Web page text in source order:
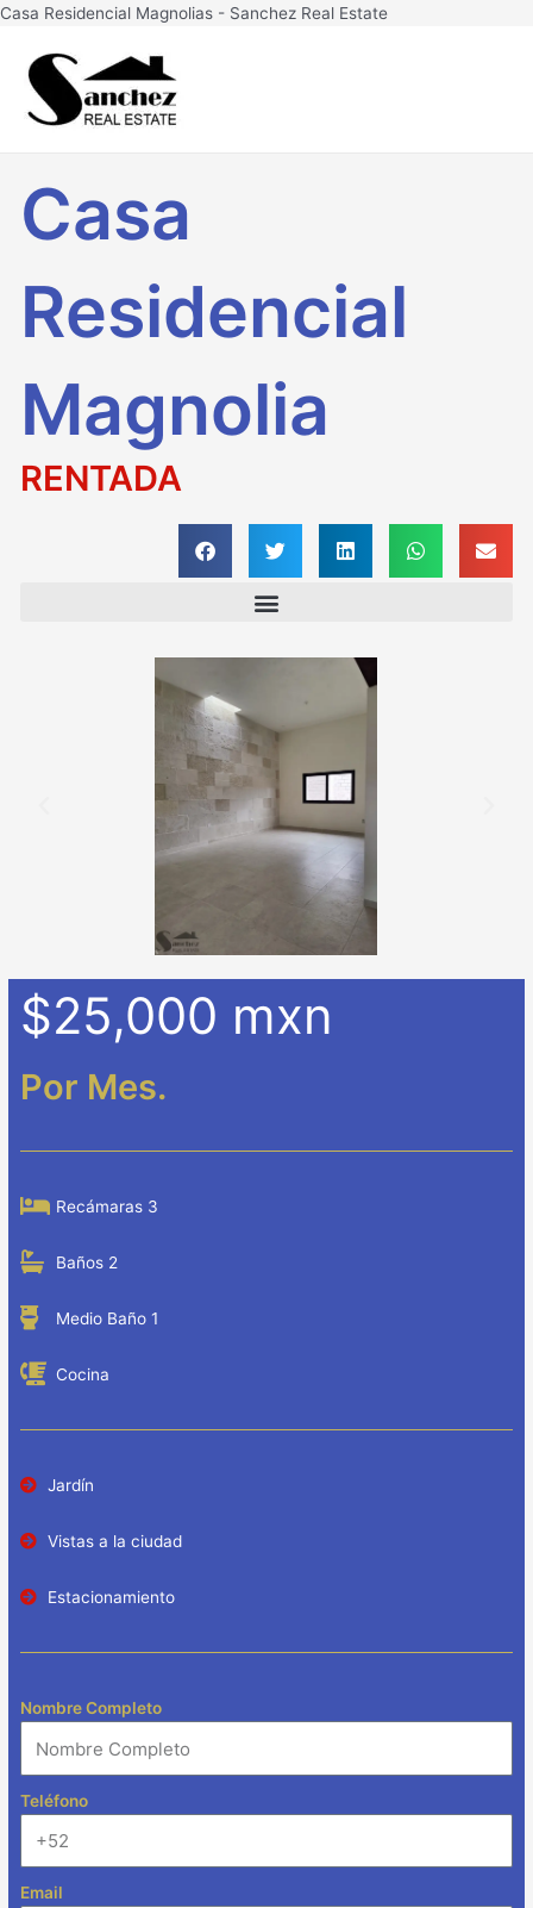
Casa Residencial Magnolias - Sanchez Real EstateIr
Casa
Residencial
Magnolia
RENTADA
$25,000 mxn
Por Mes.
Recámaras 3
Baños 2
Medio Baño 1
Cocina
Jardín
Vistas a la ciudad
Estacionamiento
Nombre Completo
Teléfono
Email